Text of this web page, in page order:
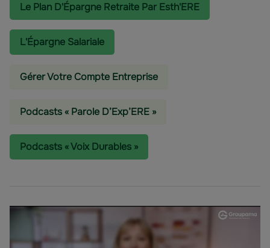
Le Plan D'Épargne Retraite Par Esth'ERE
L'épargne Salariale
Gérer Votre Compte Entreprise
Podcasts « Parole D’Exp’ERE »
Podcasts « Voix Durables »